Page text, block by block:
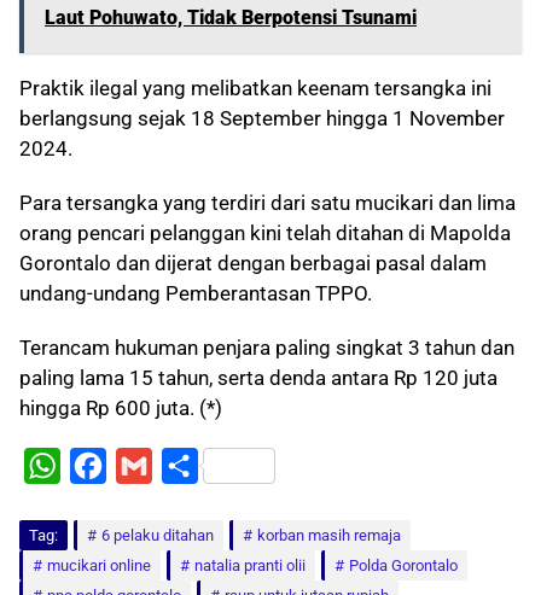
Laut Pohuwato, Tidak Berpotensi Tsunami
Praktik ilegal yang melibatkan keenam tersangka ini
berlangsung sejak 18 September hingga 1 November
2024.
Para tersangka yang terdiri dari satu mucikari dan lima
orang pencari pelanggan kini telah ditahan di Mapolda
Gorontalo dan dijerat dengan berbagai pasal dalam
undang-undang Pemberantasan TPPO.
Terancam hukuman penjara paling singkat 3 tahun dan
paling lama 15 tahun, serta denda antara Rp 120 juta
hingga Rp 600 juta. (*)
W
t
c
e
a
S
a
r
Tag: 6 pelaku ditahan
korban masih remaja
mucikari online
natalia pranti olii
Polda Gorontalo